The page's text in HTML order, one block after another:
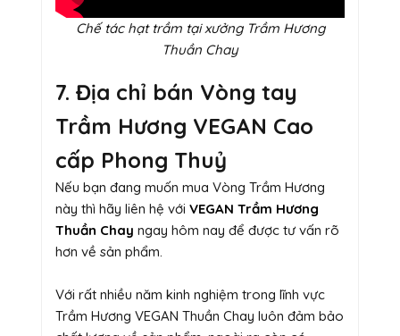
Chế tác hạt trầm tại xưởng Trầm Hương
Thuần Chay
7. Địa chỉ bán Vòng tay
Trầm Hương VEGAN Cao
cấp Phong Thuỷ
Nếu bạn đang muốn mua Vòng Trầm Hương
này thì hãy liên hệ với VEGAN Trầm Hương
Thuần Chay ngay hôm nay để được tư vấn rõ
hơn về sản phẩm.
Với rất nhiều năm kinh nghiệm trong lĩnh vực
Trầm Hương VEGAN Thuần Chay luôn đảm bảo